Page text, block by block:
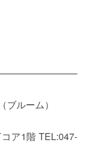
ルーム）
ア1階 TEL:047-